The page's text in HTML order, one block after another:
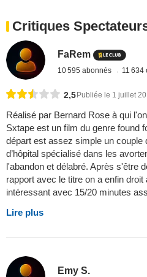
Critiques
FaRem
10 595 abonnés 11 634
2,5 Publiée le 1 juillet
Réalisé par Bernard Rose à qui
Sxtape est un film du genre found
départ est assez simple un couple
d’hôpital spécialisé dans les
l'abandon et délabré. Après s'être
rapport avec le titre on a enfin
intéressant avec 15/20 minutes
Lire plus
Emy S.